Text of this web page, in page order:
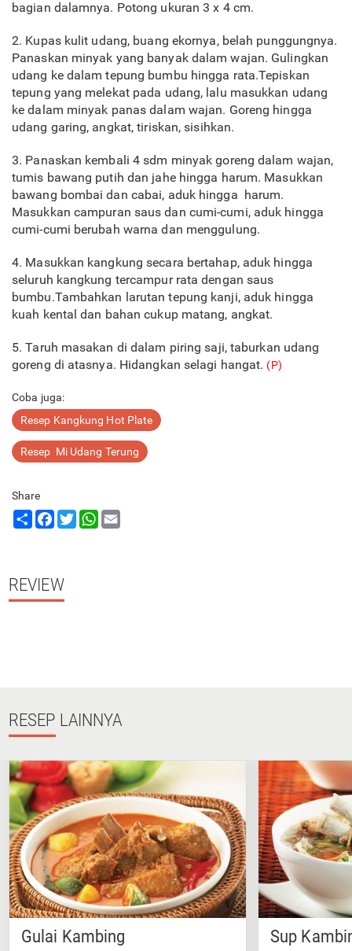
bagian dalamnya. Potong ukuran 3 x 4 cm.
2. Kupas kulit udang, buang ekornya, belah punggungnya.
Panaskan minyak yang banyak dalam wajan. Gulingkan
udang ke dalam tepung bumbu hingga rata.Tepiskan
tepung yang melekat pada udang, lalu masukkan udang
ke dalam minyak panas dalam wajan. Goreng hingga
udang garing, angkat, tiriskan, sisihkan.
3. Panaskan kembali 4 sdm minyak goreng dalam wajan,
tumis bawang putih dan jahe hingga harum. Masukkan
bawang bombai dan cabai, aduk hingga harum.
Masukkan campuran saus dan cumi-cumi, aduk hingga
cumi-cumi berubah warna dan menggulung.
4. Masukkan kangkung secara bertahap, aduk hingga
seluruh kangkung tercampur rata dengan saus
bumbu.Tambahkan larutan tepung kanji, aduk hingga
kuah kental dan bahan cukup matang, angkat.
5. Taruh masakan di dalam piring saji, taburkan udang
goreng di atasnya. Hidangkan selagi hangat. (P)
Coba juga:
Resep Kangkung Hot Plate
Resep Mi Udang Terung
Share
ShareFacebook
TwitterWhatsApp
REVIEW
RESEP LAINNYA
Gulai Kambing Sup